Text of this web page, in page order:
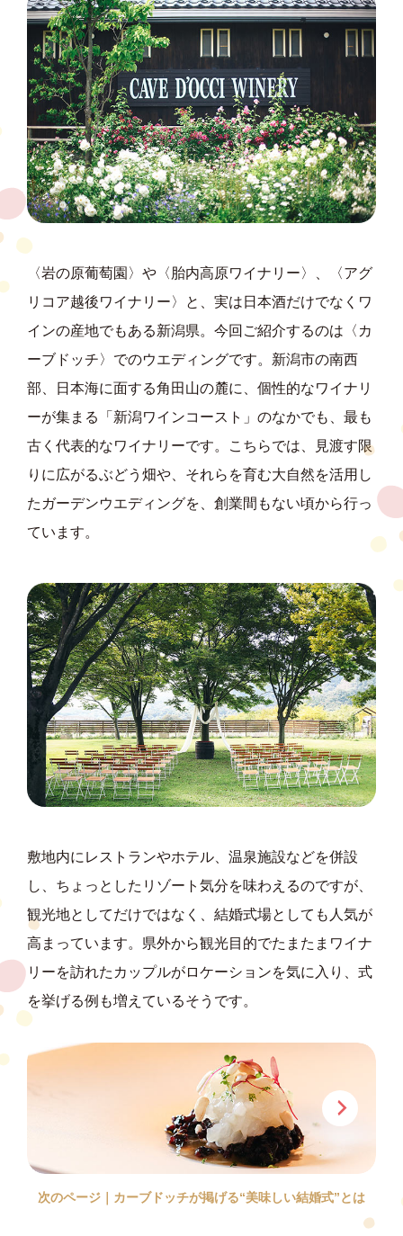
〈岩の原葡萄園〉や〈胎内高原ワイナリー〉、〈アグ
リコア越後ワイナリー〉と、実は日本酒だけでなくワ
インの産地でもある新潟県。今回ご紹介するのは〈カ
ーブドッチ〉でのウエディングです。新潟市の南西
部、日本海に面する角田山の麓に、個性的なワイナリ
ーが集まる「新潟ワインコースト」のなかでも、最も
古く代表的なワイナリーです。こちらでは、見渡す限
りに広がるぶどう畑や、それらを育む大自然を活用し
たガーデンウエディングを、創業間もない頃から行っ
ています。
敷地内にレストランやホテル、温泉施設などを併設
し、ちょっとしたリゾート気分を味わえるのですが、
観光地としてだけではなく、結婚式場としても人気が
高まっています。県外から観光目的でたまたまワイナ
リーを訪れたカップルがロケーションを気に入り、式
を挙げる例も増えているそうです。
次のページ｜カーブドッチが掲げる“美味しい結婚式”とは